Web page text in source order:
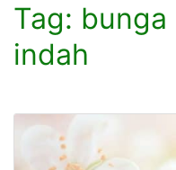
Tag:
indah